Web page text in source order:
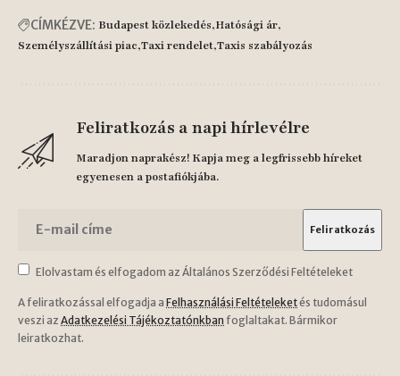
CÍMKÉZVE: Budapest közlekedés Hatósági ár
Személyszállítási piac Taxi rendelet Taxis szabályozás
Feliratkozás a napi hírlevélre
Maradjon naprakész! Kapja meg a legfrissebb híreket
egyenesen a postafiókjába.
Elolvastam és elfogadom az Általános Szerződési Feltételeket
A feliratkozással elfogadja a Felhasználási Feltételeketés tudomásul
veszi az Adatkezelési Tájékoztatónkban foglaltakat. Bármikor
leiratkozhat.